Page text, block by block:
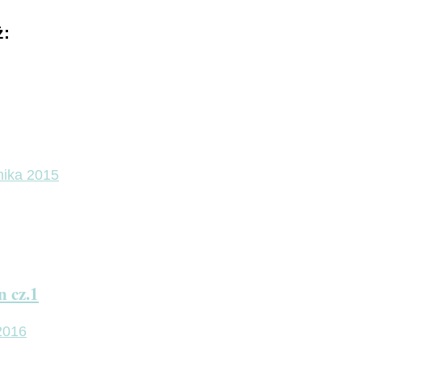
2015
cz.1